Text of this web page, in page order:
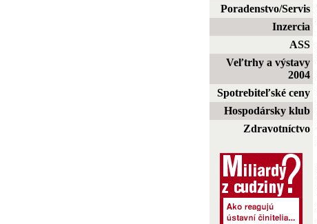
Poradenstvo/Servis
Inzercia
ASS
Veľtrhy a výstavy
2004
Spotrebiteľské ceny
Hospodársky klub
Zdravotníctvo